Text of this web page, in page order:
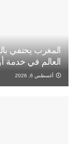
المغرب يحتفي
العالم في خدمة
أغسطس 6, 2026